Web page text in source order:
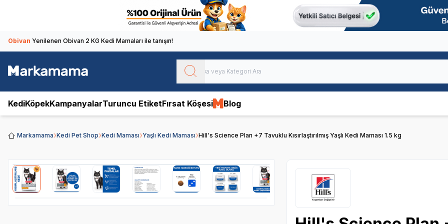
Obivan Yenilenen Obivan 2 KG Kedi Mamaları ile tanışın!
KediKöpekKampanyalarTuruncu EtiketFırsat Köşesi Blog
Markamama Kedi Pet Shop Kedi Maması Yaşlı Kedi Maması Hill's Science Plan +7 Tavuklu Kısırlaştırılmış Yaşlı Kedi Maması 1.5 kg